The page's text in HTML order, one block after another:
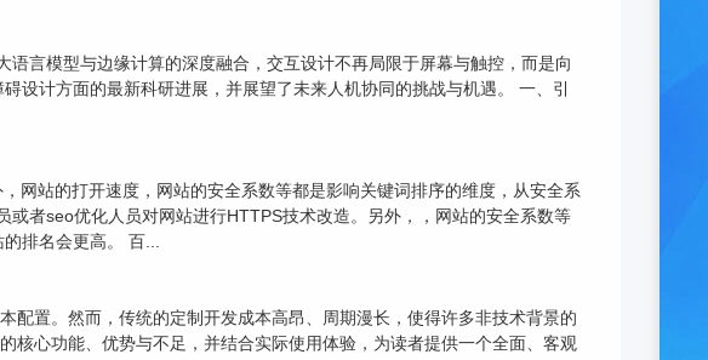
言模型与边缘计算的深度融合，交互设计不再局限于屏幕与触控，而是向
设计方面的最新科研进展，并展望了未来人机协同的挑战与机遇。 一、引
网站的打开速度，网站的安全系数等都是影响关键词排序的维度，从安全系
者seo优化人员对网站进行HTTPS技术改造。另外，，网站的安全系数等
排名会更高。 百...
置。然而，传统的定制开发成本高昂、周期漫长，使得许多非技术背景的
核心功能、优势与不足，并结合实际使用体验，为读者提供一个全面、客观